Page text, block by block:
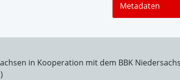
Metadaten
in Kooperation mit dem BBK